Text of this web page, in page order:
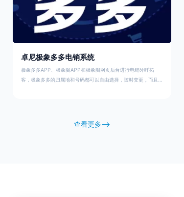
卓尼极象多多电销系统
极象多多APP、极象阁APP和极象阁网页后台进行电销外呼拓
客，极象多多的归属地和号码都可以自由选择，随时变更，而且套
查看更多-->